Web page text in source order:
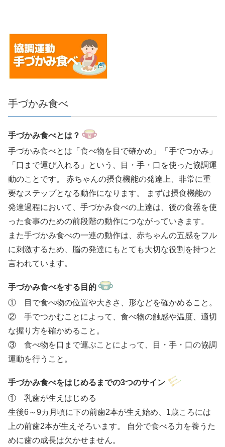
手づかみ食べ
手づかみ食べとは？
手づかみ食べとは「食べ物を目で確かめ」「手でつかみ」
「口まで運び入れる」という、目・手・口を使った協調運
動のことです。 赤ちゃんの摂食機能の発達上、非常に重
要なステップとなる動作になります。 まずは摂食機能の
発達過程において、手づかみ食べの上達は、後の食器を使
った食事のための前段階の動作につながっていきます。
また手づかみ食べの一連の動作は、赤ちゃんの五感をフル
に刺激するため、脳の発達にもとても大切な役割を持つと
言われています。
手づかみ食べをする目的
① 目で食べ物の位置や大きさ、形などを確かめること。
② 手でつかむことによって、食べ物の触感や温度、適切
な握り方を確かめること。
③ 食べ物を口まで運ぶことによって、目・手・口の協調
運動を行うこと。
手づかみ食べをはじめるまでの3つのサイン
① 乳歯が生えはじめる
生後6～9カ月頃に下の前歯2本が生え始め、1歳ころには
上の前歯2本が生えそろいます。 自分で食べる力を養うた
めに歯の成長は欠かせません。